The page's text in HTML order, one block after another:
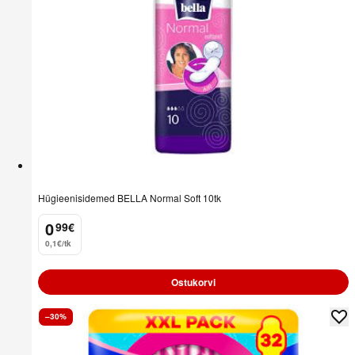
Hügieenisidemed BELLA Normal Soft 10tk
0
. 99€
0,1€/tk
Ostukorvi
–30%